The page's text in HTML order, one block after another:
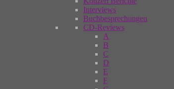
Interviews
Buchbesprechungen
CD-Reviews
A
B
C
D
E
F